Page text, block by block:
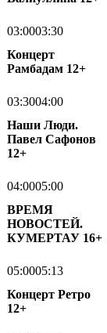
03:0003:30
Концерт
Рамбадам 12+
03:3004:00
Наши Люди.
Павел Сафонов
12+
04:0005:00
ВРЕМЯ
НОВОСТЕЙ.
КУМЕРТАУ 16+
05:0005:13
Концерт Ретро
12+